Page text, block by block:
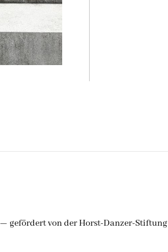
gefördert von der Horst-Danzer-Stiftung